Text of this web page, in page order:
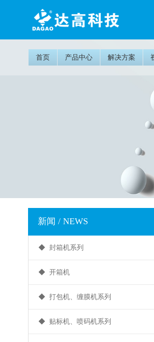
首页 产品中心 解决方案
新闻 / NEWS
◆ 封箱机系列
◆ 开箱机
◆ 打包机、缠膜机系列
◆ 贴标机、喷码机系列